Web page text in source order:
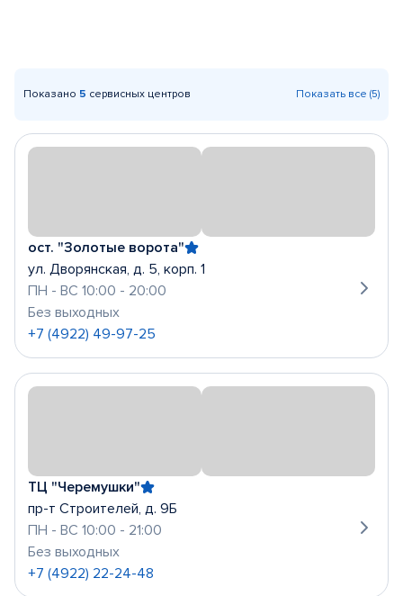
Показано 5 сервисных центров Показать все (5)
ост. "Золотые ворота"
ул. Дворянская, д. 5, корп. 1
ПН - ВС 10:00 - 20:00
Без выходных
+7 (4922) 49-97-25
ТЦ "Черемушки"
пр-т Строителей, д. 9Б
ПН - ВС 10:00 - 21:00
Без выходных
+7 (4922) 22-24-48